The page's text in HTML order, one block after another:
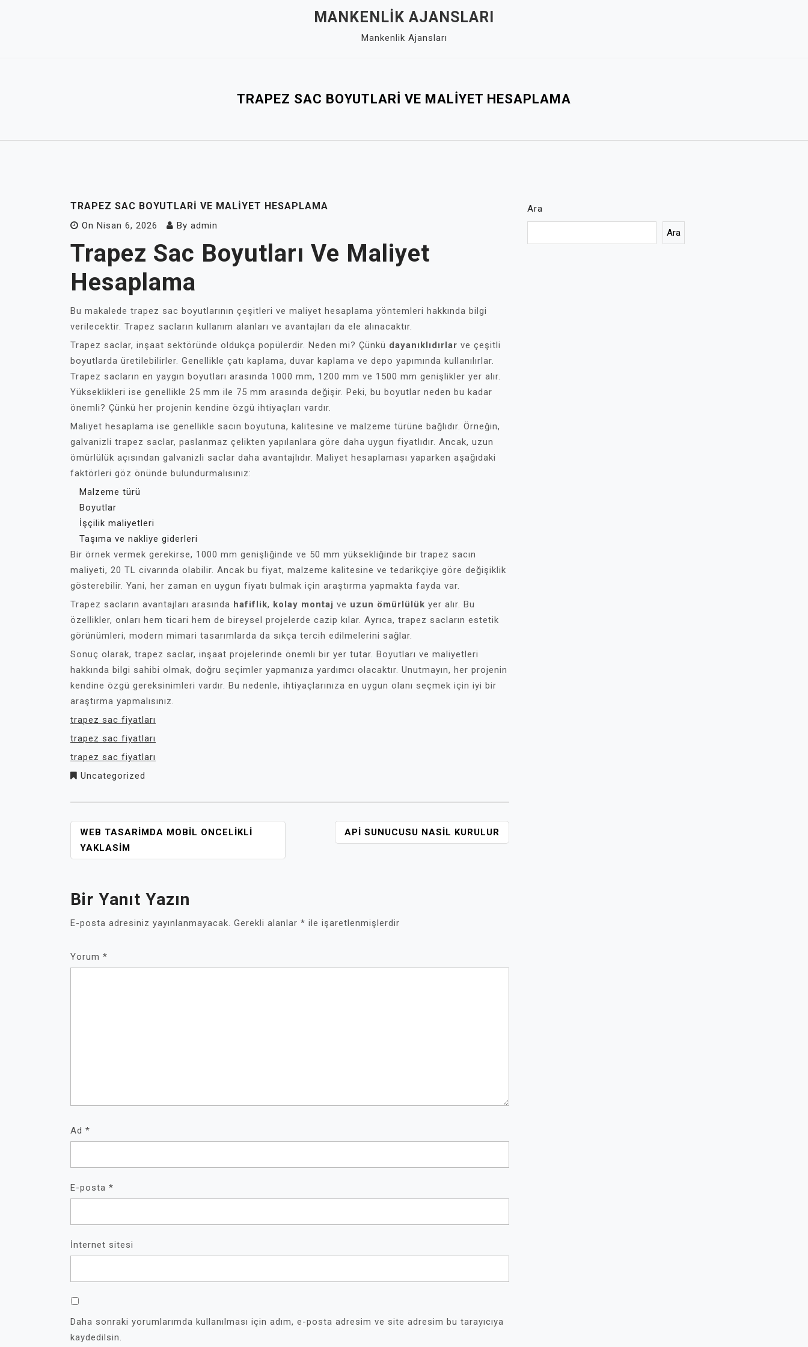
MANKENLIK AJANSLARI
Mankenlik Ajansları
TRAPEZ SAC BOYUTLARI VE MALIYET HESAPLAMA
TRAPEZ SAC BOYUTLARI VE MALIYET HESAPLAMA
On Nisan 6, 2026 By admin
Trapez Sac Boyutları Ve Maliyet
Hesaplama
Bu makalede trapez sac boyutlarının çeşitleri ve maliyet hesaplama yöntemleri hakkında bilgi
verilecektir. Trapez sacların kullanım alanları ve avantajları da ele alınacaktır.
Trapez saclar, inşaat sektöründe oldukça popülerdir. Neden mi? Çünkü dayanıklıdırlar ve çeşitli
boyutlarda üretilebilirler. Genellikle çatı kaplama, duvar kaplama ve depo yapımında kullanılırlar.
Trapez sacların en yaygın boyutları arasında 1000 mm, 1200 mm ve 1500 mm genişlikler yer alır.
Yükseklikleri ise genellikle 25 mm ile 75 mm arasında değişir. Peki, bu boyutlar neden bu kadar
önemli? Çünkü her projenin kendine özgü ihtiyaçları vardır.
Maliyet hesaplama ise genellikle sacın boyutuna, kalitesine ve malzeme türüne bağlıdır. Örneğin,
galvanizli trapez saclar, paslanmaz çelikten yapılanlara göre daha uygun fiyatlıdır. Ancak, uzun
ömürlülük açısından galvanizli saclar daha avantajlıdır. Maliyet hesaplaması yaparken aşağıdaki
faktörleri göz önünde bulundurmalısınız:
Malzeme türü
Boyutlar
İşçilik maliyetleri
Taşıma ve nakliye giderleri
Bir örnek vermek gerekirse, 1000 mm genişliğinde ve 50 mm yüksekliğinde bir trapez sacın
maliyeti, 20 TL civarında olabilir. Ancak bu fiyat, malzeme kalitesine ve tedarikçiye göre değişiklik
gösterebilir. Yani, her zaman en uygun fiyatı bulmak için araştırma yapmakta fayda var.
Trapez sacların avantajları arasında hafiflik, kolay montaj ve uzun ömürlülük yer alır. Bu
özellikler, onları hem ticari hem de bireysel projelerde cazip kılar. Ayrıca, trapez sacların estetik
görünümleri, modern mimari tasarımlarda da sıkça tercih edilmelerini sağlar.
Sonuç olarak, trapez saclar, inşaat projelerinde önemli bir yer tutar. Boyutları ve maliyetleri
hakkında bilgi sahibi olmak, doğru seçimler yapmanıza yardımcı olacaktır. Unutmayın, her projenin
kendine özgü gereksinimleri vardır. Bu nedenle, ihtiyaçlarınıza en uygun olanı seçmek için iyi bir
araştırma yapmalısınız.
trapez sac fiyatları
trapez sac fiyatları
trapez sac fiyatları
Uncategorized
YAZI
GEZINMESI
WEB TASARIMDA MOBIL ONCELIKLI
YAKLASIM
API SUNUCUSU NASIL KURULUR
Bir Yanıt Yazın
E-posta adresiniz yayınlanmayacak. Gerekli alanlar * ile işaretlenmişlerdir
Yorum *
Ad *
E-posta *
İnternet sitesi
Daha sonraki yorumlarımda kullanılması için adım, e-posta adresim ve site adresim bu tarayıcıya
kaydedilsin.
Ara
Ara